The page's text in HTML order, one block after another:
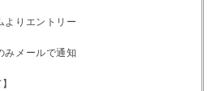
よりエントリー
みメールで通知